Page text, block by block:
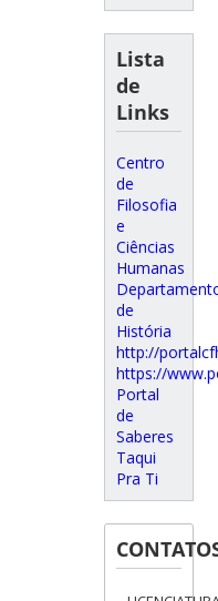
Lista
de
Links
Centro
de
Filosofia
e
Ciências
Humanas
de
História
http://
https://
Portal
de
Saberes
Taqui
Pra Ti